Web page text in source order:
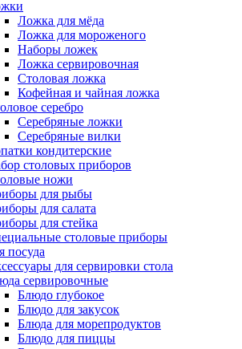
Ложка для мёда
Ложка для мороженого
Наборы ложек
Ложка сервировочная
Столовая ложка
Кофейная и чайная ложка
серебро
Серебряные ложки
Серебряные вилки
кондитерские
столовых приборов
ножи
для рыбы
для салата
для стейка
столовые приборы
посуда
для сервировки стола
сервировочные
Блюдо глубокое
Блюдо для закусок
Блюда для морепродуктов
Блюдо для пиццы